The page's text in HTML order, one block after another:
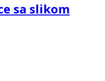
sa slikom